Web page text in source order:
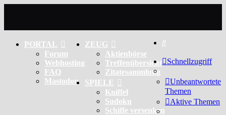
PORTAL
Forum
Webhosting
FAQ
Mastodon
ZEUG
Aktienbörse
Treffenübersicht
Zitatesammlung
SPIELE
Kniffel
Sudoku
Schiffe versenken
Schnellzugriff
Unbeantwortete
Themen
Aktive Themen